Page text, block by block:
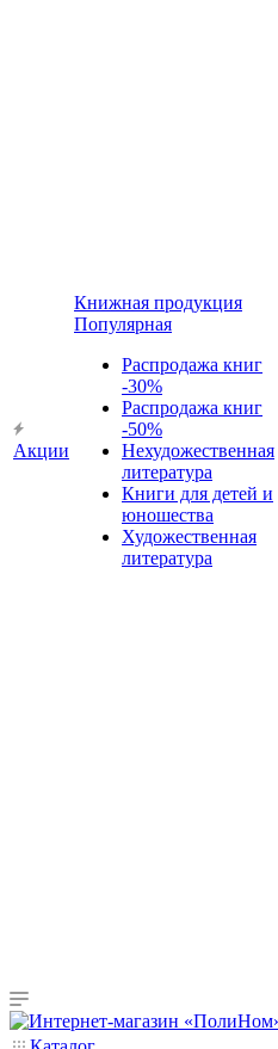
Акции
Книжная продукция
Популярная
Распродажа книг
-30%
Распродажа книг
-50%
Нехудожественная
литература
Книги для детей и
юношества
Художественная
литература